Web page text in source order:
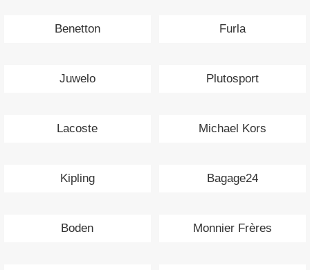
Benetton Furla
Juwelo Plutosport
Lacoste Michael Kors
Kipling Bagage24
Boden Monnier Frères